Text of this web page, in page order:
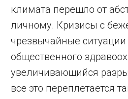
климата перешло от
личному. Кризисы с
чрезвычайные ситуации
общественного
увеличивающийся
все это переплетается